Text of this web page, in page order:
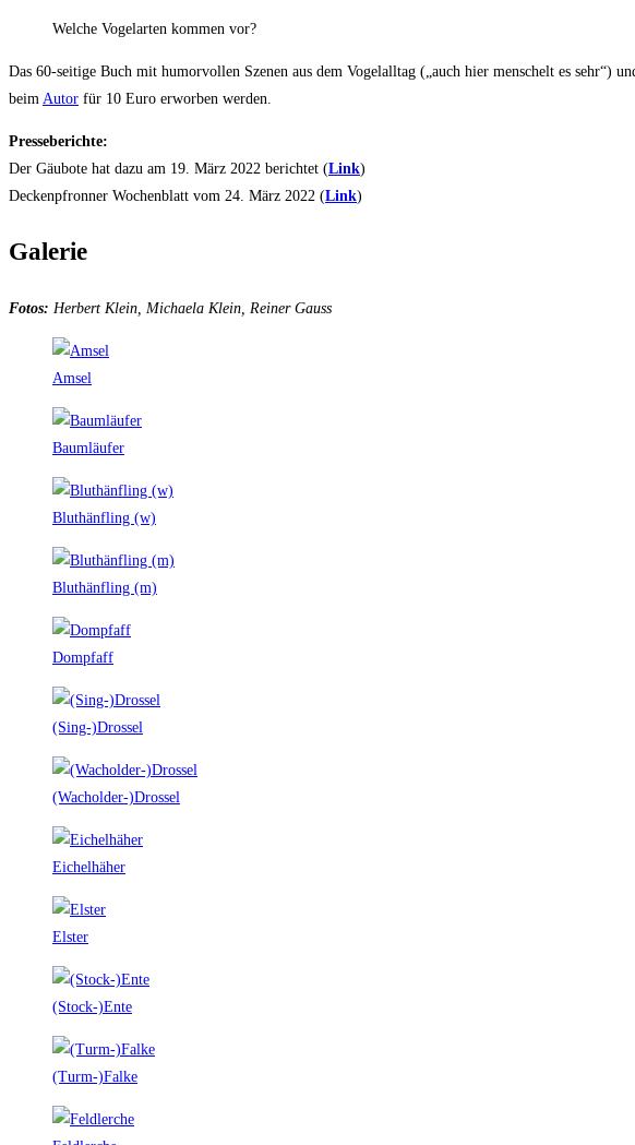
Welche Vogelarten kommen vor?
Das 60-seitige Buch mit humorvollen Szenen aus dem Vogelalltag („auch hier menschelt es
beim Autor für 10 Euro erworben werden.
Presseberichte:
Der Gäubote hat dazu am 19. März 2022 berichtet (Link)
Deckenpfronner Wochenblatt vom 24. März 2022 (Link)
Galerie
Fotos: Herbert Klein, Michaela Klein, Reiner Gauss
Amsel
Baumläufer
Bluthänfling (w)
Bluthänfling (m)
Dompfaff
(Sing-)Drossel
(Wacholder-)Drossel
Eichelhäher
Elster
(Stock-)Ente
(Turm-)Falke